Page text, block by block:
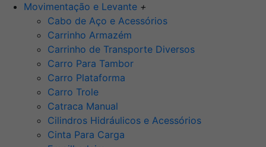
Movimentação e Levante +
Cabo de Aço e Acessórios
Carrinho Armazém
Carrinho de Transporte Diversos
Carro Para Tambor
Carro Plataforma
Carro Trole
Catraca Manual
Cilindros Hidráulicos e Acessórios
Cinta Para Carga